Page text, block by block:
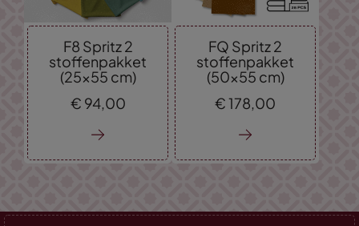
F8 Spritz 2
stoffenpakket
(25x55 cm)
€ 94, 00
FQ Spritz 2
stoffenpakket
(50x55 cm)
€178, 00